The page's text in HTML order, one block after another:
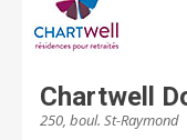
Chartwell
250, boul. St-Raymond